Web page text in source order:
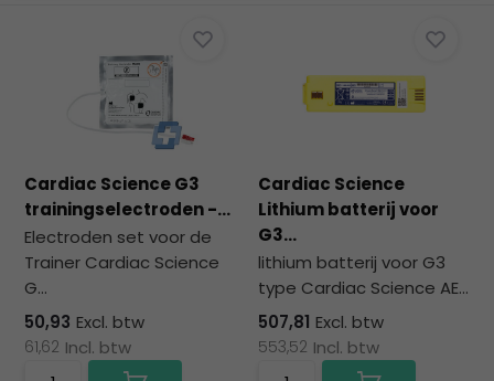
Cardiac Science G3
trainingselectroden -...
Electroden set voor de
Trainer Cardiac Science
G...
50,93 Excl. btw
61,62 Incl. btw
Cardiac Science
Lithium batterij voor
G3...
lithium batterij voor G3
type Cardiac Science AE...
507,81 Excl. btw
553,52 Incl. btw